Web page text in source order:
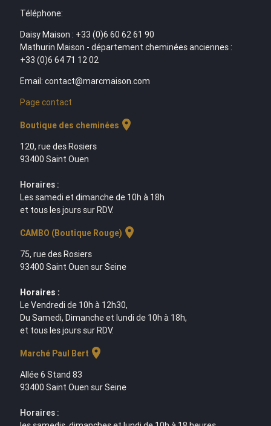
Téléphone:
Daisy Maison : +33 (0)6 60 62 61 90
Mathurin Maison - département cheminées anciennes :
+33 (0)6 64 71 12 02
Email: contact@marcmaison.com
Page contact
Boutique des cheminées location_on
120, rue des Rosiers
93400 Saint Ouen
Horaires :
Les samedi et dimanche de 10h à 18h
et tous les jours sur RDV.
CAMBO (Boutique Rouge) location_on
75, rue des Rosiers
93400 Saint Ouen sur Seine
Horaires :
Le Vendredi de 10h à 12h30,
Du Samedi, Dimanche et lundi de 10h à 18h,
et tous les jours sur RDV.
Marché Paul Bert location_on
Allée 6 Stand 83
93400 Saint Ouen sur Seine
Horaires :